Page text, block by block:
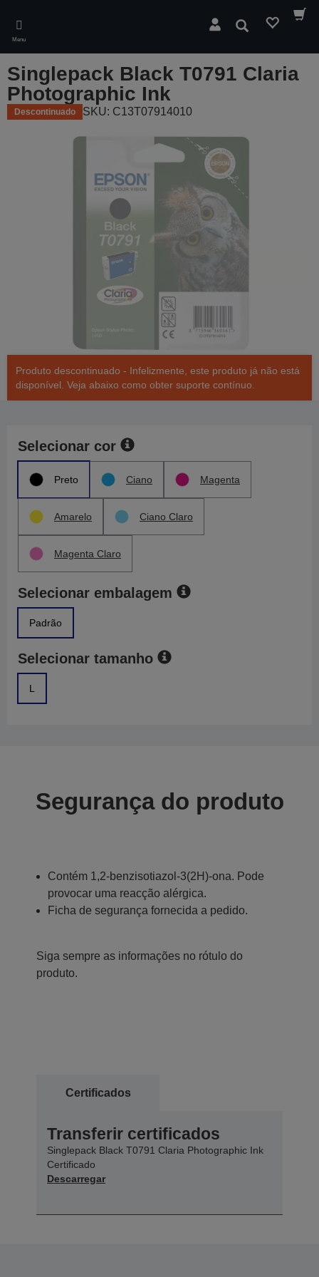
main
content
Menu
Pesquisar
Singlepack Black T0791 Claria
Photographic Ink
Descontinuado SKU: C13T07914010
Produto descontinuado - Infelizmente, este produto já não está
disponível. Veja abaixo como obter suporte contínuo.
Selecionar cor
Preto Ciano Magenta
Amarelo Ciano Claro
Magenta Claro
Selecionar embalagem
Padrão
Selecionar tamanho
L
Segurança do produto
Contém 1,2-benzisotiazol-3(2H)-ona. Pode
provocar uma reacção alérgica.
Ficha de segurança fornecida a pedido.
Siga sempre as informações no rótulo do
produto.
Certificados
Transferir certificados
Singlepack Black T0791 Claria Photographic Ink
Certificado
Descarregar